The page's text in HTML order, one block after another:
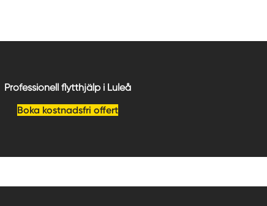
Professionell flytthjälp i Luleå
Boka kostnadsfri offert